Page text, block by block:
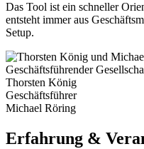
Das Tool ist ein schneller
entsteht immer aus
Setup.
Geschäftsführender
Thorsten König
Geschäftsführer
Michael Röring
Erfahrung &